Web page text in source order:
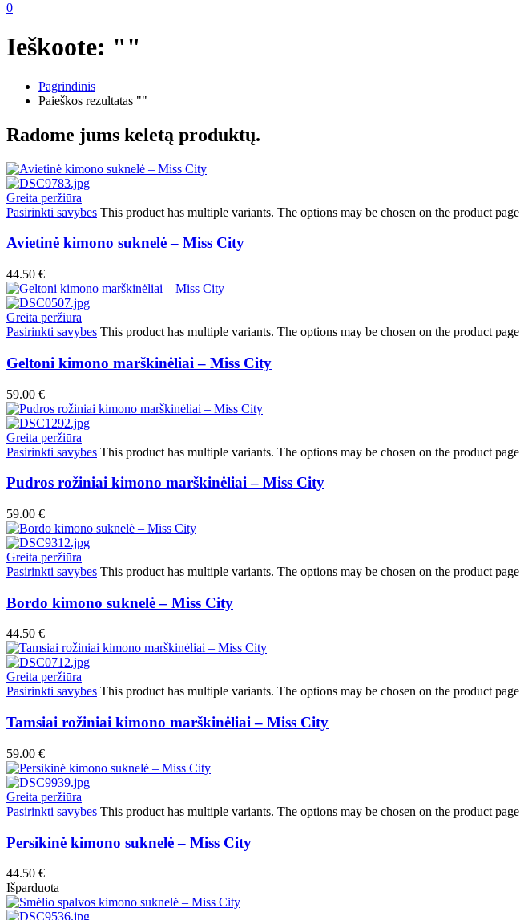
0
Ieškoote: ""
Pagrindinis
Paieškos rezultatas ""
Radome jums keletą produktų.
Greita peržiūra
Pasirinkti savybes This product has multiple variants. The options may be chosen on the product page
Avietinė kimono suknelė – Miss City
44.50 €
Greita peržiūra
Pasirinkti savybes This product has multiple variants. The options may be chosen on the product page
Geltoni kimono marškinėliai – Miss City
59.00 €
Greita peržiūra
Pasirinkti savybes This product has multiple variants. The options may be chosen on the product page
Pudros rožiniai kimono marškinėliai – Miss City
59.00 €
Greita peržiūra
Pasirinkti savybes This product has multiple variants. The options may be chosen on the product page
Bordo kimono suknelė – Miss City
44.50 €
Greita peržiūra
Pasirinkti savybes This product has multiple variants. The options may be chosen on the product page
Tamsiai rožiniai kimono marškinėliai – Miss City
59.00 €
Greita peržiūra
Pasirinkti savybes This product has multiple variants. The options may be chosen on the product page
Persikinė kimono suknelė – Miss City
44.50 €
Išparduota